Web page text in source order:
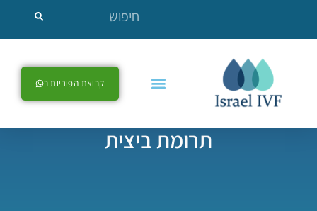
קבוצת הפוריות ב
תרומת ביצית